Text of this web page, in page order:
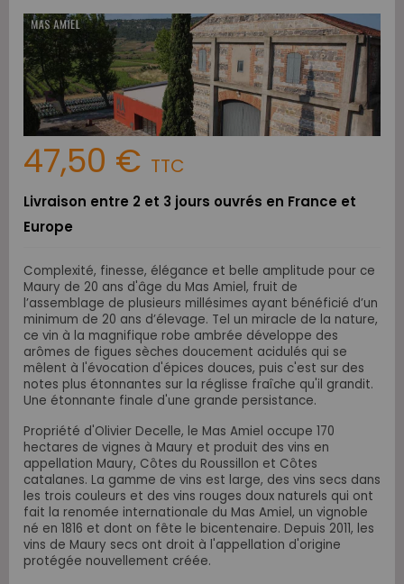
47,50 € TTC
Livraison entre 2 et 3 jours ouvrés en France et
Europe
Complexité, finesse, élégance et belle amplitude pour ce
Maury de 20 ans d'âge du Mas Amiel, fruit de
l’assemblage de plusieurs millésimes ayant bénéficié d’un
minimum de 20 ans d’élevage. Tel un miracle de la nature,
ce vin à la magnifique robe ambrée développe des
arômes de figues sèches doucement acidulés qui se
mêlent à l'évocation d'épices douces, puis c'est sur des
notes plus étonnantes sur la réglisse fraîche qu'il grandit.
Une étonnante finale d'une grande persistance.
Propriété d'Olivier Decelle, le Mas Amiel occupe 170
hectares de vignes à Maury et produit des vins en
appellation Maury, Côtes du Roussillon et Côtes
catalanes. La gamme de vins est large, des vins secs dans
les trois couleurs et des vins rouges doux naturels qui ont
fait la renomée internationale du Mas Amiel, un vignoble
né en 1816 et dont on fête le bicentenaire. Depuis 2011, les
vins de Maury secs ont droit à l'appellation d'origine
protégée nouvellement créée.